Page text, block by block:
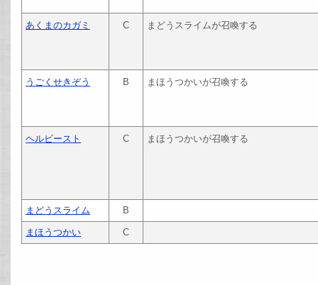
あくまのカガミ C まどうスライムが召喚する
うごくせきぞう B まほうつかいが召喚する
ヘルビースト C まほうつかいが召喚する
まどうスライム B
まほうつかい C